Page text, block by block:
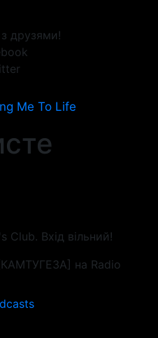
з друзями!
Me To Life
Club. Вхід вільний!
на Radio